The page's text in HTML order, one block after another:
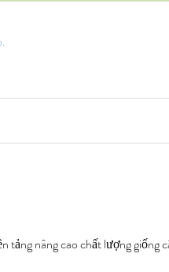
tảng nâng cao chất lượng giống